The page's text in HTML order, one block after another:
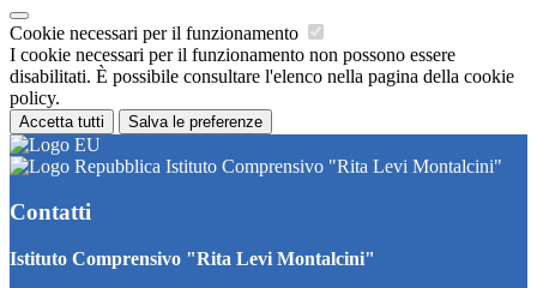
Cookie necessari per il funzionamento
I cookie necessari per il funzionamento non possono essere
disabilitati. È possibile consultare l'elenco nella pagina della cookie
policy.
Accetta tutti Salva le preferenze
Istituto Comprensivo "Rita Levi Montalcini"
Contatti
Istituto Comprensivo "Rita Levi Montalcini"